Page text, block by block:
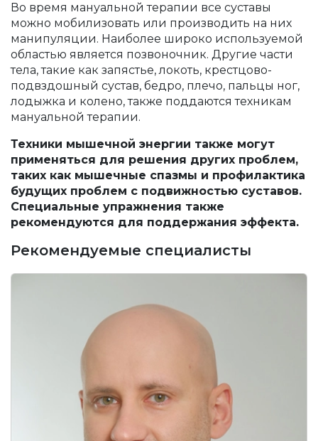
Во время мануальной терапии все суставы
можно мобилизовать или производить на них
манипуляции. Наиболее широко используемой
областью является позвоночник. Другие части
тела, такие как запястье, локоть, крестцово-
подвздошный сустав, бедро, плечо, пальцы ног,
лодыжка и колено, также поддаются техникам
мануальной терапии.
Техники мышечной энергии также могут
применяться для решения других проблем,
таких как мышечные спазмы и профилактика
будущих проблем с подвижностью суставов.
Специальные упражнения также
рекомендуются для поддержания эффекта.
Рекомендуемые специалисты